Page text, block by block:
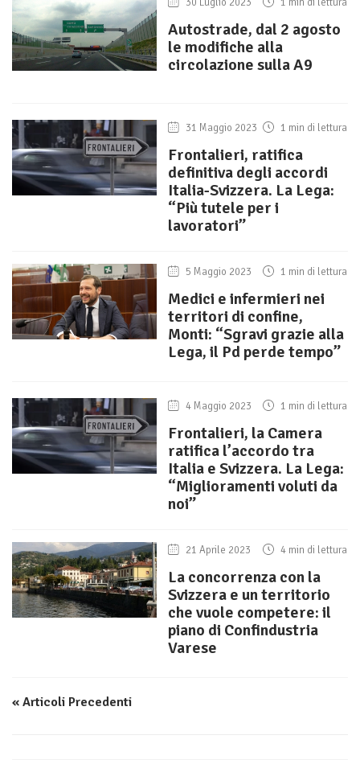
30 Luglio 2023 1 min di lettura
Autostrade, dal 2 agosto
le modifiche alla
circolazione sulla A9
31 Maggio 2023 1 min di lettura
Frontalieri, ratifica
definitiva degli accordi
Italia-Svizzera. La Lega:
“Più tutele per i
lavoratori”
5 Maggio 2023 1 min di lettura
Medici e infermieri nei
territori di confine,
Monti: “Sgravi grazie alla
Lega, il Pd perde tempo”
4 Maggio 2023 1 min di lettura
Frontalieri, la Camera
ratifica l’accordo tra
Italia e Svizzera. La Lega:
“Miglioramenti voluti da
noi”
21 Aprile 2023 4 min di lettura
La concorrenza con la
Svizzera e un territorio
che vuole competere: il
piano di Confindustria
Varese
« Articoli Precedenti